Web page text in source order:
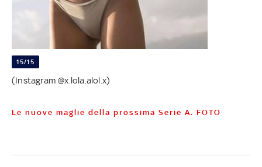
15/15
(Instagram @x.lola.alol.x)
Le nuove maglie della prossima Serie A. FOTO